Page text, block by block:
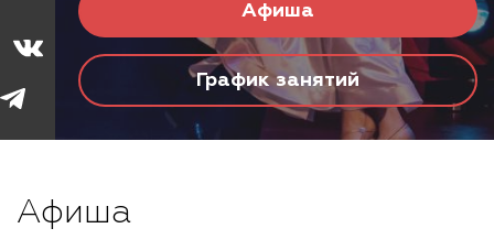
Афиша
График занятий
Афиша